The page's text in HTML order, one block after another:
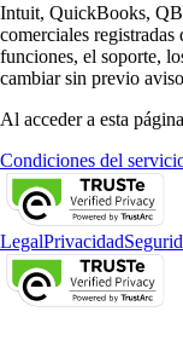
Intuit, QuickBooks,
comerciales
funciones, el soporte,
cambiar sin previo
Al acceder a esta
Condiciones del
LegalPrivacidad